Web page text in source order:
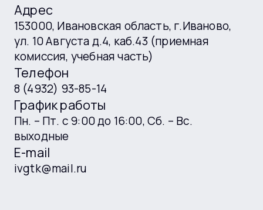
Адрес
153000, Ивановская область, г.Иваново,
ул. 10 Августа д.4, каб.43 (приемная
комиссия, учебная часть)
Телефон
8 (4932) 93-85-14
График работы
Пн. – Пт. с 9:00 до 16:00, Сб. – Вс.
выходные
E-mail
ivgtk@mail.ru